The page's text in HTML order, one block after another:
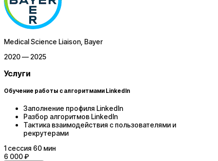
Medical Science Liaison , Bayer
2020 — 2025
Услуги
Обучение работы с алгоритмами LinkedIn
Заполнение профиля LinkedIn
Разбор алгоритмов LinkedIn
Тактика взаимодействия с пользователями и
рекрутерами
1 сессия 60 мин
6 000 ₽